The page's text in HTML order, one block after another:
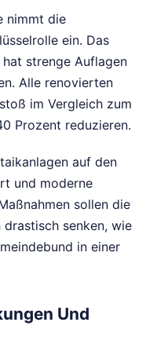
nimmt die
ein. Das
strenge Auflagen
Alle renovierten
im Vergleich zum
Prozent reduzieren.
auf den
und moderne
sollen die
drastisch senken, wie
in einer
Und